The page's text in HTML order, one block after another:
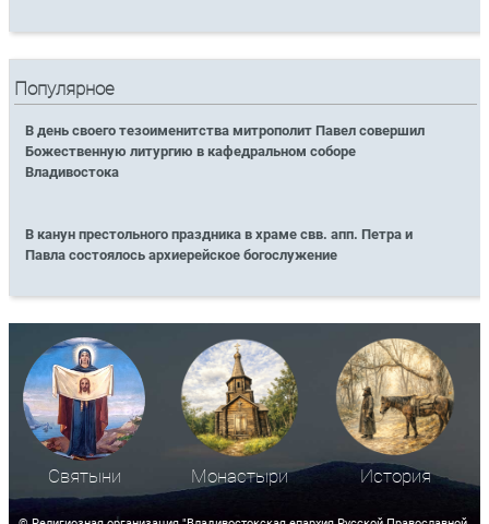
Популярное
В день своего тезоименитства митрополит Павел совершил
Божественную литургию в кафедральном соборе
Владивостока
В канун престольного праздника в храме свв. апп. Петра и
Павла состоялось архиерейское богослужение
Святыни Монастыри История